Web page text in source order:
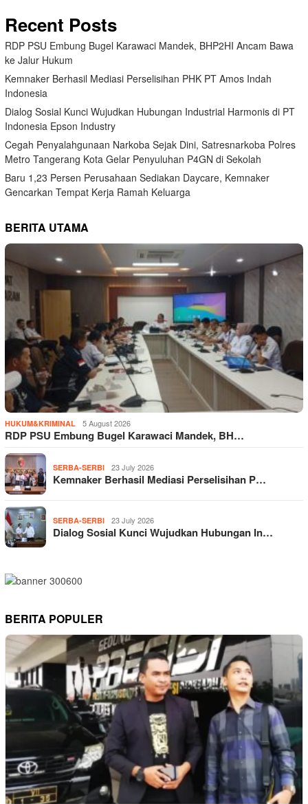
Recent Posts
RDP PSU Embung Bugel Karawaci Mandek, BHP2HI Ancam Bawa
ke Jalur Hukum
Kemnaker Berhasil Mediasi Perselisihan PHK PT Amos Indah
Indonesia
Dialog Sosial Kunci Wujudkan Hubungan Industrial Harmonis di PT
Indonesia Epson Industry
Cegah Penyalahgunaan Narkoba Sejak Dini, Satresnarkoba Polres
Metro Tangerang Kota Gelar Penyuluhan P4GN di Sekolah
Baru 1,23 Persen Perusahaan Sediakan Daycare, Kemnaker
Gencarkan Tempat Kerja Ramah Keluarga
BERITA UTAMA
HUKUM&KRIMINAL 5 August 2026
RDP PSU Embung Bugel Karawaci Mandek, BH…
SERBA-SERBI 23 July 2026
Kemnaker Berhasil Mediasi Perselisihan P…
SERBA-SERBI 23 July 2026
Dialog Sosial Kunci Wujudkan Hubungan In…
BERITA POPULER